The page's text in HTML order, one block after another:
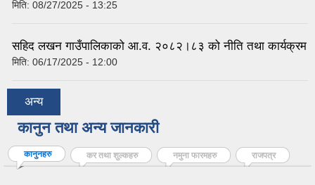
मिति: 08/27/2025 - 13:25
सहिद लखन गाउँपालिकाको आ.व. २०८२।८३ को नीति तथा कार्यक्रम
मिति: 06/17/2025 - 12:00
अन्य
कानुन तथा अन्य जानकारी
कानुनहरु(active tab)कर तथा शुल्कहरु नमुना फारमहरु राजपत्र